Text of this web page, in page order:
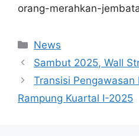
orang-merahkan-
Kategori
News
Sambut 2025, Wall
Transisi Pengawasan
Rampung Kuartal I-2025